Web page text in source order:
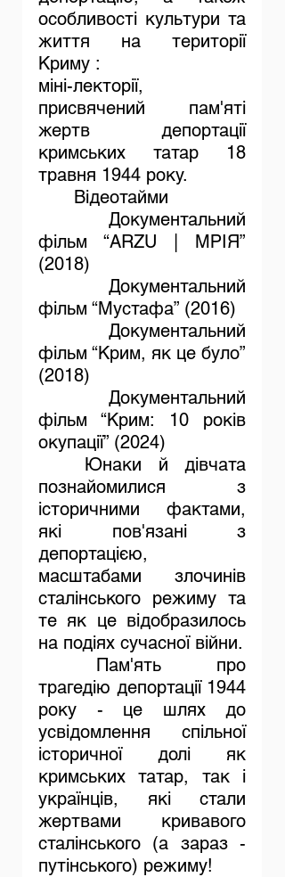
особливості культури та
життя на території
Криму :
міні-лекторії,
присвячений пам'яті
жертв депортації
кримських татар 18
травня 1944 року.
	Відеотайми
фільм “ARZU | МРІЯ”
(2018)
фільм “Мустафа” (2016)
фільм “Крим, як це було”
(2018)
фільм “Крим: 10 років
окупації” (2024)
познайомилися з
історичними фактами,
які пов'язані з
депортацією,
масштабами злочинів
сталінського режиму та
те як це відобразилось
на подіях сучасної війни.
трагедію депортації 1944
року - це шлях до
усвідомлення спільної
історичної долі як
кримських татар, так і
українців, які стали
жертвами кривавого
сталінського (а зараз -
путінського) режиму!